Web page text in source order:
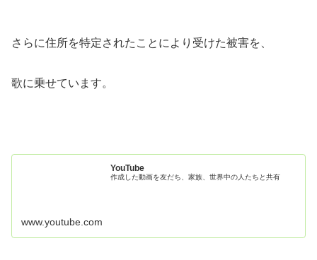
さらに住所を特定されたことにより受けた被害を、
歌に乗せています。
YouTube
作成した動画を友だち、家族、世界中の人たちと共有
www.youtube.com